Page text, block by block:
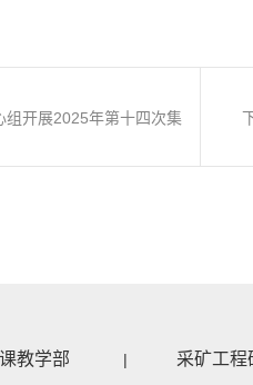
组开展2025年第十四次集
教学部 | 采矿工程